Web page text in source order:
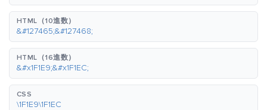
HTML（10進数）
&#127465;&#127468;
HTML（16進数）
&#x1F1E9;&#x1F1EC;
CSS
\1F1E9\1F1EC